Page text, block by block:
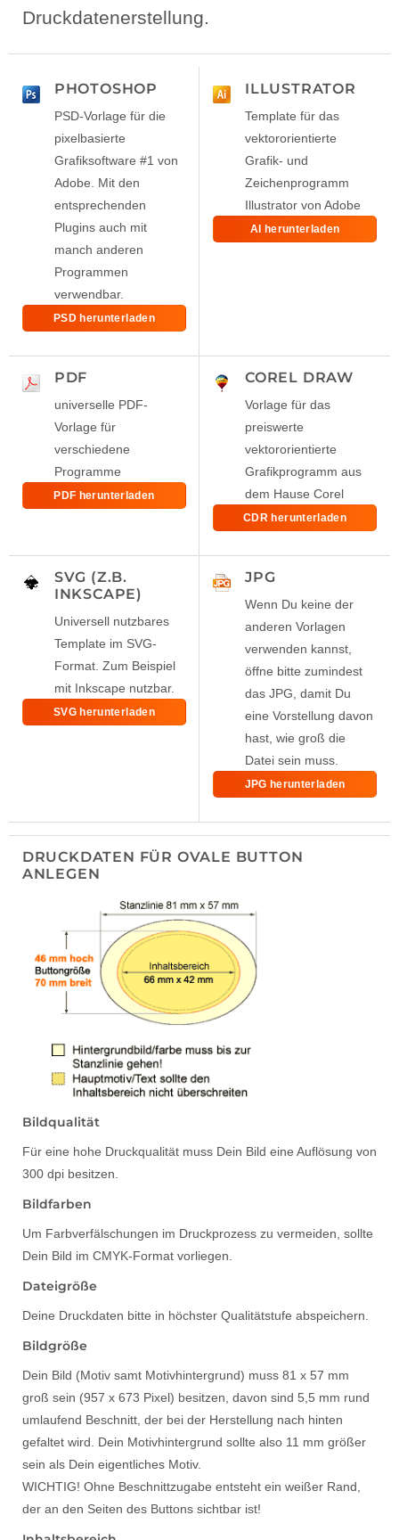
Druckdatenerstellung.
PHOTOSHOP
PSD-Vorlage für die
pixelbasierte
Grafiksoftware #1 von
Adobe. Mit den
entsprechenden
Plugins auch mit
manch anderen
Programmen
verwendbar.
PSD herunterladen
ILLUSTRATOR
Template für das
vektororientierte
Grafik- und
Zeichenprogramm
Illustrator von Adobe
AI herunterladen
PDF
universelle PDF-
Vorlage für
verschiedene
Programme
PDF herunterladen
COREL DRAW
Vorlage für das
preiswerte
vektororientierte
Grafikprogramm aus
dem Hause Corel
CDR herunterladen
SVG (Z.B.
INKSCAPE)
Universell nutzbares
Template im SVG-
Format. Zum Beispiel
mit Inkscape nutzbar.
SVG herunterladen
JPG
Wenn Du keine der
anderen Vorlagen
verwenden kannst,
öffne bitte zumindest
das JPG, damit Du
eine Vorstellung davon
hast, wie groß die
Datei sein muss.
JPG herunterladen
DRUCKDATEN FÜR OVALE BUTTON
ANLEGEN
Bildqualität
Für eine hohe Druckqualität muss Dein Bild eine Auflösung von
300 dpi besitzen.
Bildfarben
Um Farbverfälschungen im Druckprozess zu vermeiden, sollte
Dein Bild im CMYK-Format vorliegen.
Dateigröße
Deine Druckdaten bitte in höchster Qualitätstufe abspeichern.
Bildgröße
Dein Bild (Motiv samt Motivhintergrund) muss 81 x 57 mm
groß sein (957 x 673 Pixel) besitzen, davon sind 5,5 mm rund
umlaufend Beschnitt, der bei der Herstellung nach hinten
gefaltet wird. Dein Motivhintergrund sollte also 11 mm größer
sein als Dein eigentliches Motiv.
WICHTIG! Ohne Beschnittzugabe entsteht ein weißer Rand,
der an den Seiten des Buttons sichtbar ist!